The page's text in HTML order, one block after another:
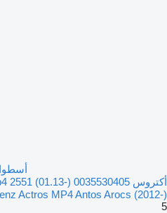
Actros MP4 Antos Arocs (2012-)
5